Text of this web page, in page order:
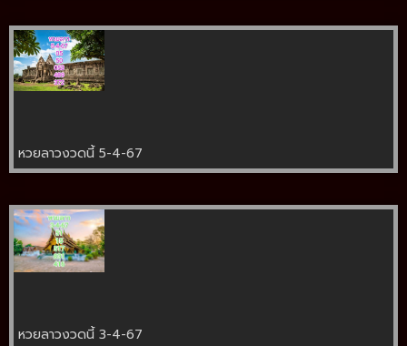
หวยลาวงวดนี้ 5-4-67
หวยลาวงวดนี้ 3-4-67